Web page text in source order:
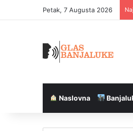
Petak, 7 Augusta 2026
Naslovna